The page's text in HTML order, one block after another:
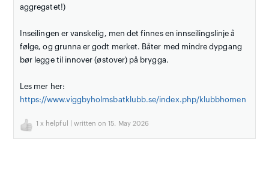
aggregatet!)
Inseilingen er vanskelig, men det finnes en innseilingslinje å
følge, og grunna er godt merket. Båter med mindre dypgang
bør legge til innover (østover) på brygga.
Les mer her:
https://www.viggbyholmsbatklubb.se/index.php/klubbhomen
1 x helpful | written on 15. May 2026